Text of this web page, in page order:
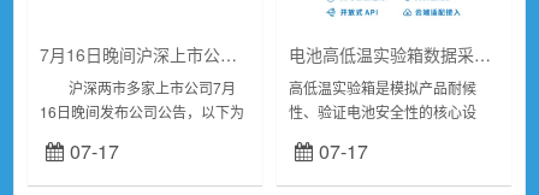
7月16日晚间沪深上市公司重大事项公告最新快递
沪深两市多家上市公司7月
16日晚间发布公司公告，以下为
事】 长鑫科技：网上发行最
终中签率为0.47141739%
07-17
电池高低温实验箱数据采集解决方案
高低温实验箱是模拟产品耐候
性、验证电池安全性的核心设
储、人工抄录的管理模式，普遍
存在数据孤岛、异常响应滞后、
07-17